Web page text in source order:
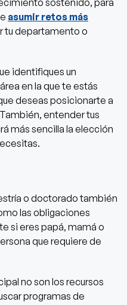
sostenido, para
asumir retos más
tu departamento o
identifiques un
en la que te estás
deseas posicionarte a
entender tus
más sencilla la elección
o doctorado también
las obligaciones
si eres papá, mamá o
que requiere de
no son los recursos
programas de